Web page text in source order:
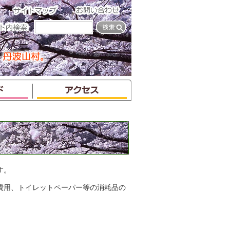
、トイレットペーパー等の消耗品の